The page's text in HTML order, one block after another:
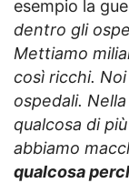
esempio la
dentro gli
Mettiamo
così ricchi.
ospedali.
qualcosa di
abbiamo
qualcosa